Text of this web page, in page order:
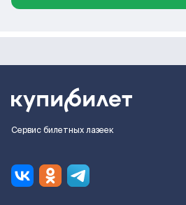
Сервис билетных лазеек